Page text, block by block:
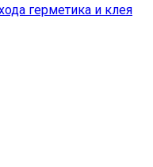
герметика и клея